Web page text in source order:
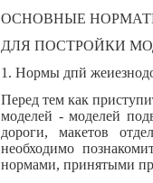
ОСНОВНЫЕ
ДЛЯ ПОСТРОЙКИ
1. Нормы дпй
Перед тем как
моделей - моделей
дороги, макетов
необходимо
нормами, принятыми